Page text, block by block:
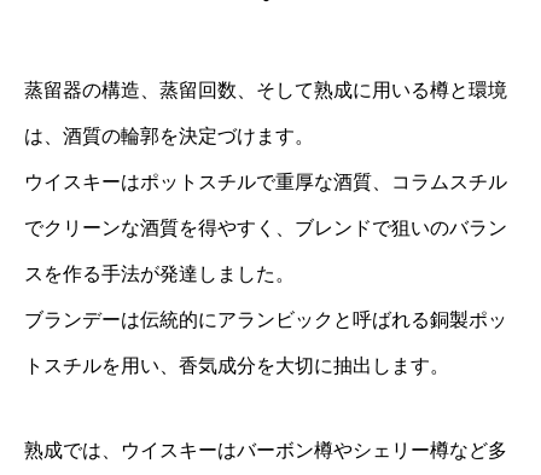
蒸留器の構造、蒸留回数、そして熟成に用いる樽と環境
は、酒質の輪郭を決定づけます。
ウイスキーはポットスチルで重厚な酒質、コラムスチル
でクリーンな酒質を得やすく、ブレンドで狙いのバラン
スを作る手法が発達しました。
ブランデーは伝統的にアランビックと呼ばれる銅製ポッ
トスチルを用い、香気成分を大切に抽出します。
熟成では、ウイスキーはバーボン樽やシェリー樽など多